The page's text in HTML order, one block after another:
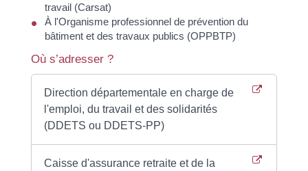
travail (Carsat)
À l'Organisme professionnel de prévention du
bâtiment et des travaux publics (OPPBTP)
Où s’adresser ?
Direction départementale en charge de
l'emploi, du travail et des solidarités
(DDETS ou DDETS-PP)
Caisse d'assurance retraite et de la